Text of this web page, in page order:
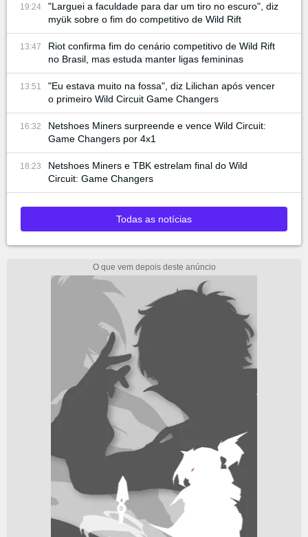
19:24
"Larguei a faculdade para dar um tiro no escuro", diz
myük sobre o fim do competitivo de Wild Rift
13:47
Riot confirma fim do cenário competitivo de Wild Rift
no Brasil, mas estuda manter ligas femininas
13:51
"Eu estava muito na fossa", diz Lilichan após vencer
o primeiro Wild Circuit Game Changers
16:32
Netshoes Miners surpreende e vence Wild Circuit:
Game Changers por 4x1
18:23
Netshoes Miners e TBK estrelam final do Wild
Circuit: Game Changers
Todas as notícias